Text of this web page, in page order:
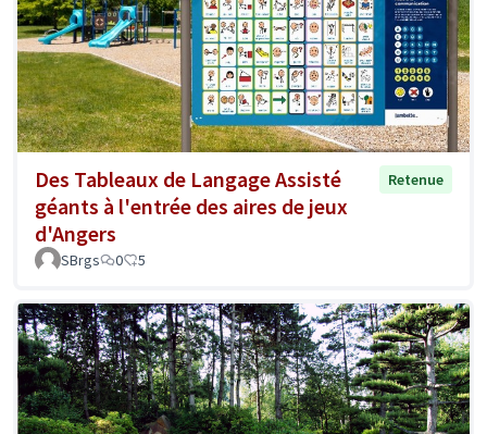
Des Tableaux de Langage Assisté
géants à l'entrée des aires de jeux
d'Angers
Retenue
SBrgs 0 5